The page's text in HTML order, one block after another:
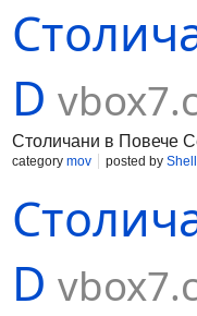
D
Столичани в Повече
category mov posted by
D